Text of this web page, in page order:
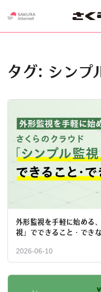
タグ: シンプ
外形監視を手軽に始める
視」でできること・でき
2026-06-10